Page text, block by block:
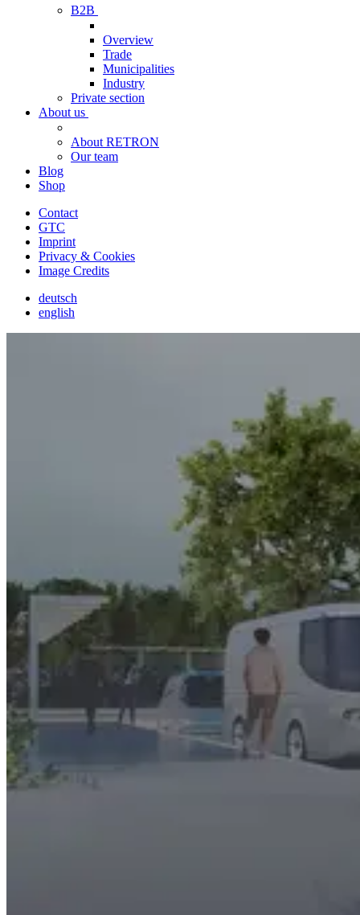
B2B
Overview
Trade
Municipalities
Industry
Private section
About us
About RETRON
Our team
Blog
Shop
Contact
GTC
Imprint
Privacy & Cookies
Image Credits
deutsch
english